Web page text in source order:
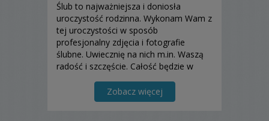
Ślub to najważniejsza i doniosła
uroczystość rodzinna. Wykonam Wam z
tej uroczystości w sposób
profesjonalny zdjęcia i fotografie
ślubne. Uwiecznię na nich m.in. Waszą
radość i szczęście. Całość będzie w
fotoalbumu. Zapraszam do
skorzystania z mojej oferty!
Zobacz więcej